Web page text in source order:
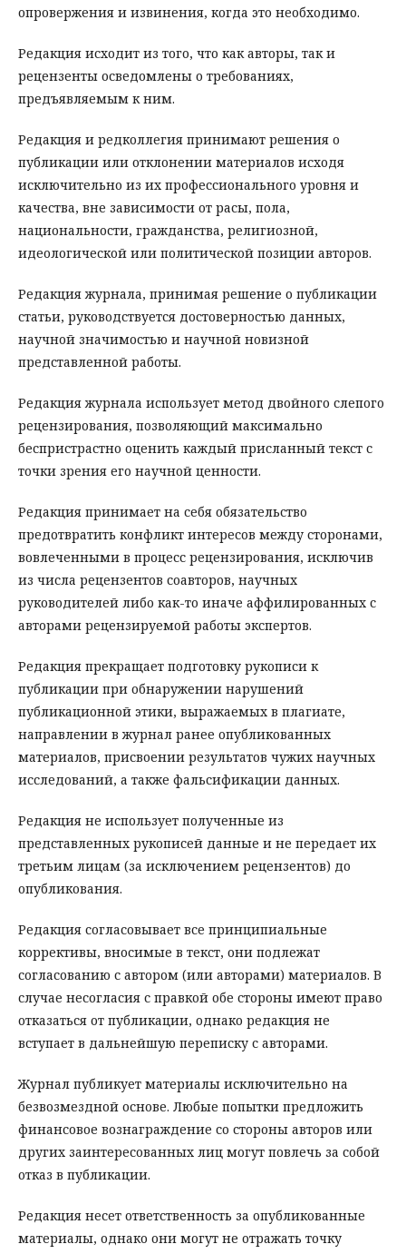
опровержения и извинения, когда это необходимо.
Редакция исходит из того, что как авторы, так и
рецензенты осведомлены о требованиях,
предъявляемым к ним.
Редакция и редколлегия принимают решения о
публикации или отклонении материалов исходя
исключительно из их профессионального уровня и
качества, вне зависимости от расы, пола,
национальности, гражданства, религиозной,
идеологической или политической позиции авторов.
Редакция журнала, принимая решение о публикации
статьи, руководствуется достоверностью данных,
научной значимостью и научной новизной
представленной работы.
Редакция журнала использует метод двойного слепого
рецензирования, позволяющий максимально
беспристрастно оценить каждый присланный текст с
точки зрения его научной ценности.
Редакция принимает на себя обязательство
предотвратить конфликт интересов между сторонами,
вовлеченными в процесс рецензирования, исключив
из числа рецензентов соавторов, научных
руководителей либо как-то иначе аффилированных с
авторами рецензируемой работы экспертов.
Редакция прекращает подготовку рукописи к
публикации при обнаружении нарушений
публикационной этики, выражаемых в плагиате,
направлении в журнал ранее опубликованных
материалов, присвоении результатов чужих научных
исследований, а также фальсификации данных.
Редакция не использует полученные из
представленных рукописей данные и не передает их
третьим лицам (за исключением рецензентов) до
опубликования.
Редакция согласовывает все принципиальные
коррективы, вносимые в текст, они подлежат
согласованию с автором (или авторами) материалов. В
случае несогласия с правкой обе стороны имеют право
отказаться от публикации, однако редакция не
вступает в дальнейшую переписку с авторами.
Журнал публикует материалы исключительно на
безвозмездной основе. Любые попытки предложить
финансовое вознаграждение со стороны авторов или
других заинтересованных лиц могут повлечь за собой
отказ в публикации.
Редакция несет ответственность за опубликованные
материалы, однако они могут не отражать точку